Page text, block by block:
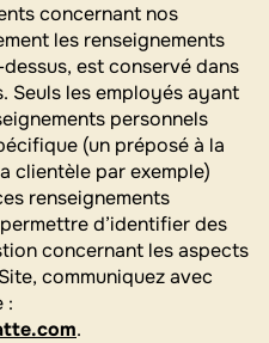
concernant nos
les renseignements
est conservé dans
Seuls les employés ayant
personnels
(un préposé à la
clientèle par exemple)
renseignements
d’identifier des
concernant les aspects
communiquez avec
:
.